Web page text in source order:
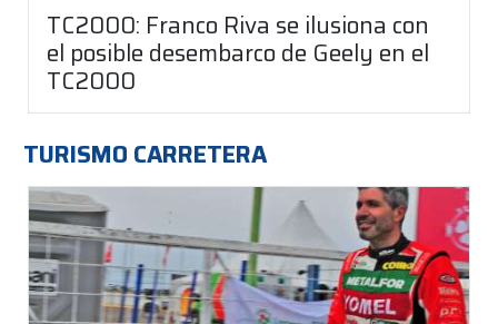
TC2000: Franco Riva se ilusiona con
el posible desembarco de Geely en el
TC2000
TURISMO CARRETERA